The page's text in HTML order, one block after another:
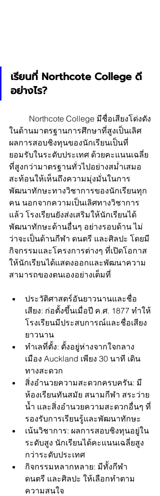
เรียนที่ Northcote College ดี
อย่างไร?
ในด้านมาตรฐานการศึกษาที่สูงเป็นเลิศ
ผลการสอบชิงทุนของนักเรียนเป็นที่
ยอมรับในระดับประเทศ ด้วยคะแนนเฉลี่ย
ที่สูงกว่ามาตรฐานทั่วไปอย่างสม่ำเสมอ
สะท้อนให้เห็นถึงความมุ่งมั่นในการ
พัฒนาทักษะทางวิชาการของนักเรียนทุก
คน นอกจากความเป็นเลิศทางวิชาการ
แล้ว โรงเรียนยังส่งเสริมให้นักเรียนได้
พัฒนาทักษะด้านอื่นๆ อย่างรอบด้าน ไม่
ว่าจะเป็นด้านกีฬา ดนตรี และศิลปะ โดยมี
กิจกรรมและโครงการต่างๆ ที่เปิดโอกาส
ให้นักเรียนได้แสดงออกและพัฒนาความ
สามารถของตนเองอย่างเต็มที่
ประวัติศาสตร์อันยาวนานและชื่อ
เสียง: ก่อตั้งขึ้นเมื่อปี ค.ศ. 1877 ทำให้
โรงเรียนมีประสบการณ์และชื่อเสียง
ยาวนาน
ทำเลที่ตั้ง: ตั้งอยู่ห่างจากใจกลาง
เมือง Auckland เพียง 30 นาที เดิน
ทางสะดวก
สิ่งอำนวยความสะดวกครบครัน: มี
ห้องเรียนทันสมัย สนามกีฬา สระว่าย
น้ำ และสิ่งอำนวยความสะดวกอื่นๆ ที่
รองรับการเรียนรู้และพัฒนาทักษะ
เน้นวิชาการ: ผลการสอบชิงทุนอยู่ใน
ระดับสูง นักเรียนได้คะแนนเฉลี่ยสูง
กว่าระดับประเทศ
กิจกรรมหลากหลาย: มีทั้งกีฬา
ดนตรี และศิลปะ ให้เลือกทำตาม
ความสนใจ